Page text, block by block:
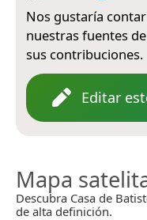
Nos gustaría
nuestras fuentes
sus contribuciones.
Editar
Mapa
Descubra Casa de
de alta definición.